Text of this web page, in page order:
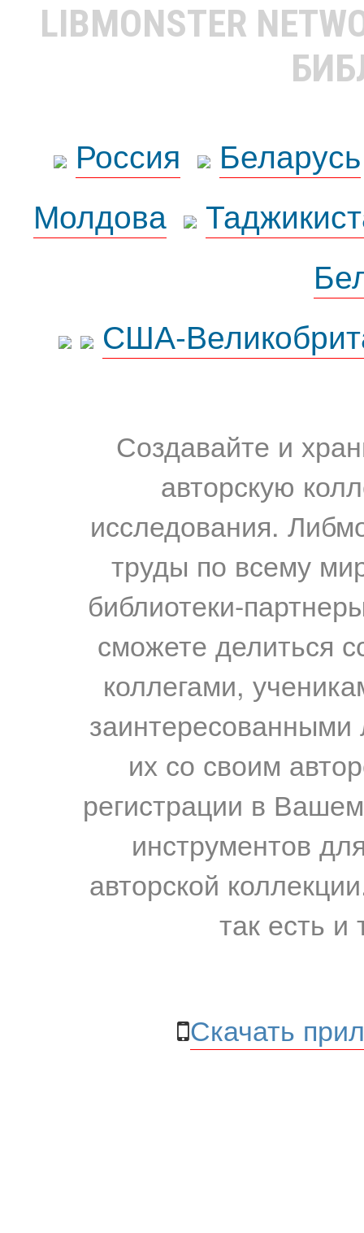
LIBMONSTER
Россия
Беларусь
Молдова
США-
Создавайте и
авторскую
исследования.
труды по всему
библиотеки-
сможете делиться
коллегами,
их со своим
регистрации в
инструментов
авторской
так есть и
Скачать